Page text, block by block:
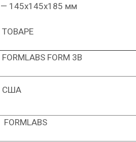
— 145x145x185 мм
ТОВАРЕ
FORMLABS FORM 3B
США
FORMLABS